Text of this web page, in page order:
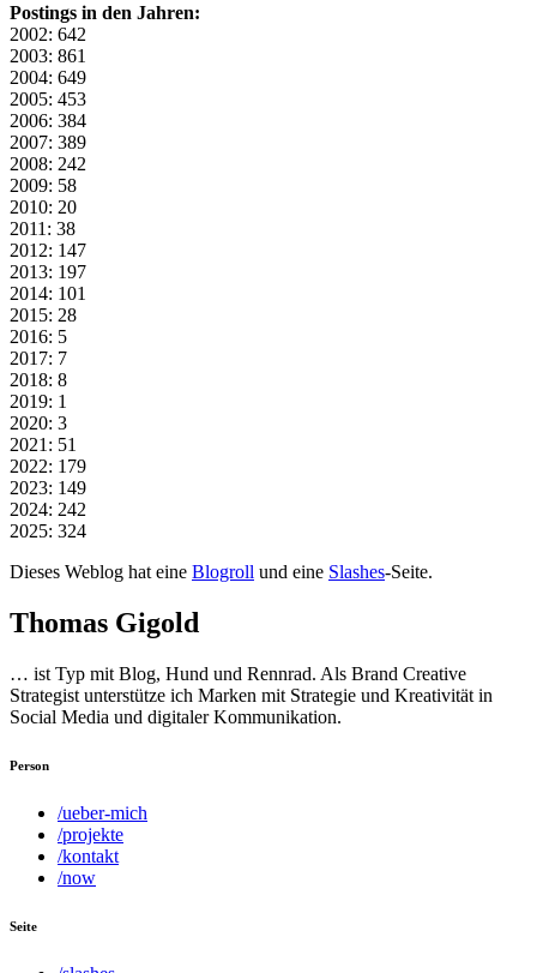
Postings in den Jahren:
2002: 642
2003: 861
2004: 649
2005: 453
2006: 384
2007: 389
2008: 242
2009: 58
2010: 20
2011: 38
2012: 147
2013: 197
2014: 101
2015: 28
2016: 5
2017: 7
2018: 8
2019: 1
2020: 3
2021: 51
2022: 179
2023: 149
2024: 242
2025: 324
Dieses Weblog hat eine Blogroll und eine Slashes-Seite.
Thomas Gigold
… ist Typ mit Blog, Hund und Rennrad. Als Brand Creative
Strategist unterstütze ich Marken mit Strategie und Kreativität in
Social Media und digitaler Kommunikation.
Person
/ueber-mich
/projekte
/kontakt
/now
Seite